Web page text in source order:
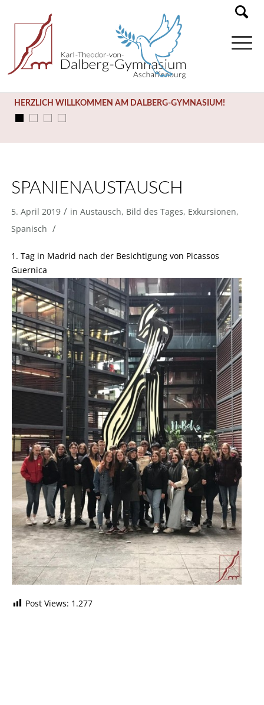
HERZLICH WILLKOMMEN AM DALBERG-GYMNASIUM!
SPANIENAUSTAUSCH
5. April 2019 / in Austausch, Bild des Tages, Exkursionen,
Spanisch /
1. Tag in Madrid nach der Besichtigung von Picassos
Guernica
Post Views: 1.277